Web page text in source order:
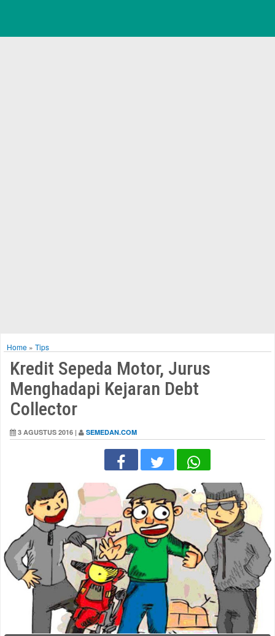
Home » Tips
Kredit Sepeda Motor, Jurus
Menghadapi Kejaran Debt
Collector
3 AGUSTUS 2016 | SEMEDAN.COM